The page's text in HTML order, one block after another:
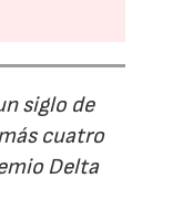
siglo de
cuatro
Delta